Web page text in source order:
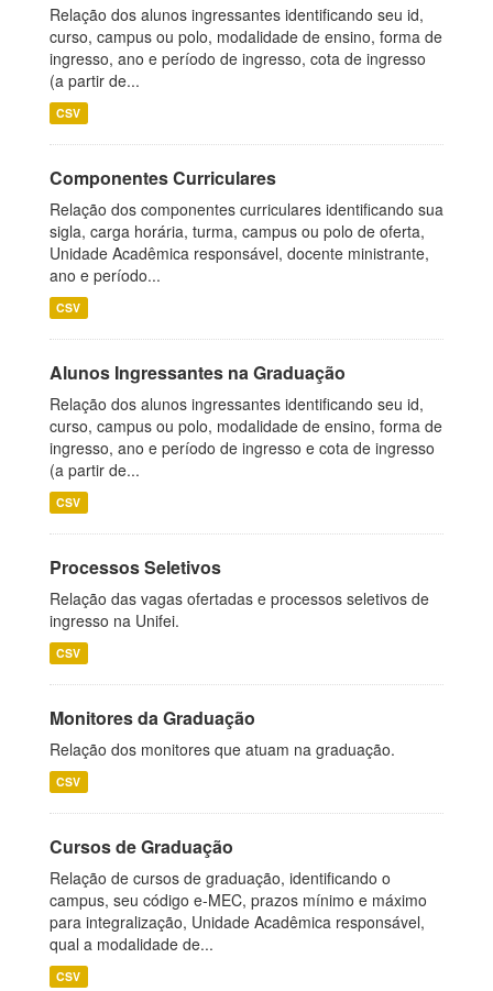
Relação dos alunos ingressantes identificando seu id,
curso, campus ou polo, modalidade de ensino, forma de
ingresso, ano e período de ingresso, cota de ingresso
(a partir de...
CSV
Componentes Curriculares
Relação dos componentes curriculares identificando sua
sigla, carga horária, turma, campus ou polo de oferta,
Unidade Acadêmica responsável, docente ministrante,
ano e período...
CSV
Alunos Ingressantes na Graduação
Relação dos alunos ingressantes identificando seu id,
curso, campus ou polo, modalidade de ensino, forma de
ingresso, ano e período de ingresso e cota de ingresso
(a partir de...
CSV
Processos Seletivos
Relação das vagas ofertadas e processos seletivos de
ingresso na Unifei.
CSV
Monitores da Graduação
Relação dos monitores que atuam na graduação.
CSV
Cursos de Graduação
Relação de cursos de graduação, identificando o
campus, seu código e-MEC, prazos mínimo e máximo
para integralização, Unidade Acadêmica responsável,
qual a modalidade de...
CSV